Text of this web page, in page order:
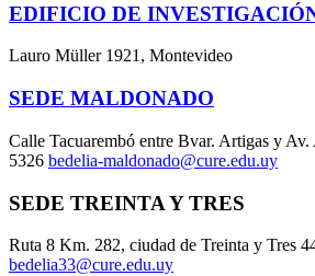
EDIFICIO DE
Lauro Müller 1921, Montevideo
SEDE MALDONADO
Calle Tacuarembó entre Bvar. Artigas y
5326 bedelia-maldonado@cure.edu.uy
SEDE TREINTA Y TRES
Ruta 8 Km. 282, ciudad de Treinta y Tres
bedelia33@cure.edu.uy